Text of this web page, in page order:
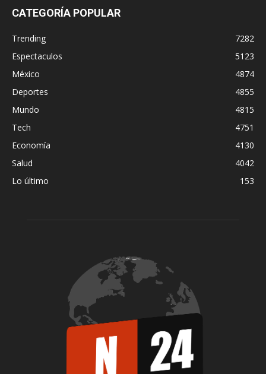
CATEGORÍA POPULAR
Trending
7282
Espectaculos
5123
México
4874
Deportes
4855
Mundo
4815
Tech
4751
Economía
4130
Salud
4042
Lo último
153